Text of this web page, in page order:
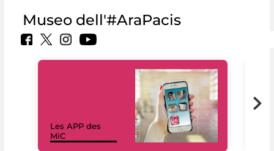
Museo dell'#AraPacis
Les APP des
MiC